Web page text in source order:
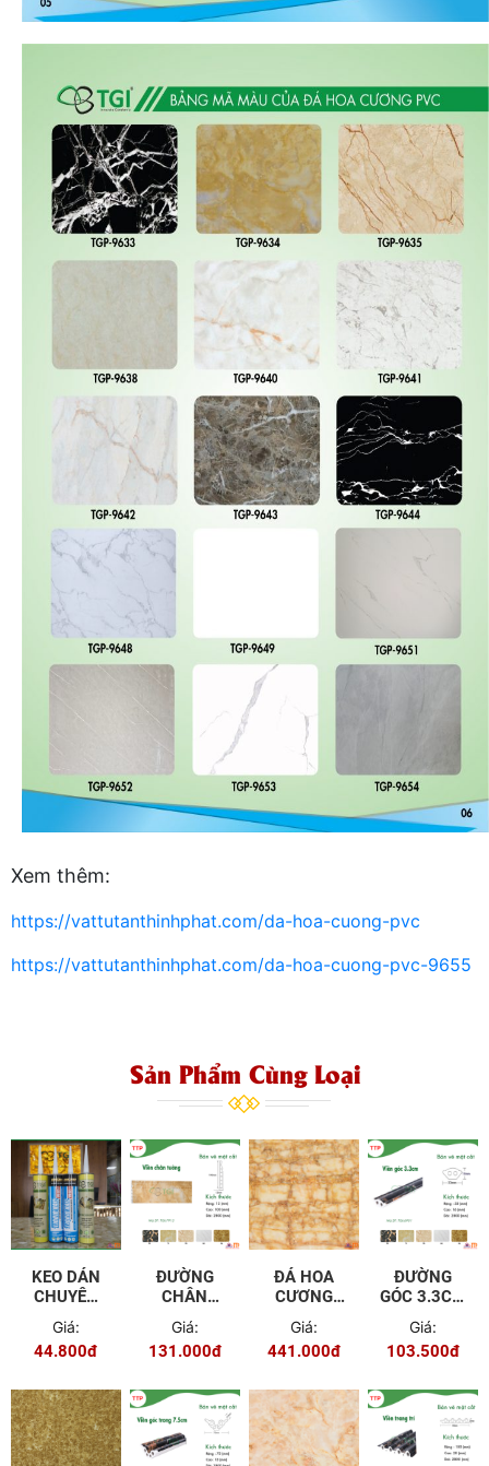
Xem thêm:
https://vattutanthinhphat.com/da-hoa-cuong-pvc
https://vattutanthinhphat.com/da-hoa-cuong-pvc-9655
Sản Phẩm Cùng Loại
KEO DÁN
CHUYÊN
Giá:
44.800đ
ĐƯỜNG
CHÂN
CM TGL -
7915
Giá:
131.000đ
ĐÁ HOA
CƯƠNG
9601
Giá:
441.000đ
ĐƯỜNG
GÓC 3.3CM
Giá:
103.500đ